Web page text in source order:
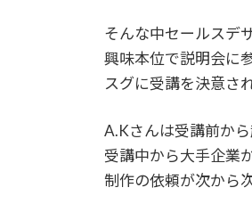
そんな中セールスデ
興味本位で説明会に
スグに受講を決意さ
A.Kさんは受講前か
受講中から大手企業
制作の依頼が次から